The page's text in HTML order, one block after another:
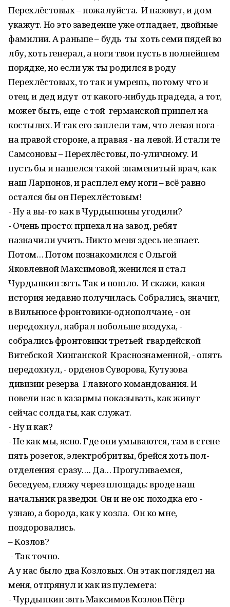
Перехлёстовых – пожалуйста. И назовут, и дом
укажут. Но это заведение уже отпадает, двойные
фамилии. А раньше – будь ты хоть семи пядей во
лбу, хоть генерал, а ноги твои пусть в полнейшем
порядке, но если уж ты родился в роду
Перехлёстовых, то так и умрешь, потому что и
отец, и дед идут от какого-нибудь прадеда, а тот,
может быть, еще с той германской пришел на
костылях. И так его заплели там, что левая нога -
на правой стороне, а правая - на левой. И стали те
Самсоновы – Перехлёстовы, по-уличному. И
пусть бы и нашелся такой знаменитый врач, как
наш Ларионов, и расплел ему ноги – всё равно
остался бы он Перехлёстовым!
- Ну а вы-то как в Чурдыпкины угодили?
- Очень просто: приехал на завод, ребят
назначили учить. Никто меня здесь не знает.
Потом… Потом познакомился с Ольгой
Яковлевной Максимовой, женился и стал
Чурдыпкин зять. Так и пошло. И скажи, какая
история недавно получилась. Собрались, значит,
в Вильнюсе фронтовики-однополчане, - он
передохнул, набрал побольше воздуха, -
собрались фронтовики третьей гвардейской
Витебской Хинганской Краснознаменной, - опять
передохнул, - орденов Суворова, Кутузова
дивизии резерва Главного командования. И
повели нас в казармы показывать, как живут
сейчас солдаты, как служат.
- Ну и как?
- Не как мы, ясно. Где они умываются, там в стене
пять розеток, электробритвы, брейся хоть пол-
отделения сразу…. Да… Прогуливаемся,
беседуем, гляжу через площадь: вроде наш
начальник разведки. Он и не он: походка его -
узнаю, а борода, как у козла. Он ко мне,
поздоровались.
– Козлов?
- Так точно.
А у нас было два Козловых. Он этак поглядел на
меня, отпрянул и как из пулемета:
- Чурдыпкин зять Максимов Козлов Пётр